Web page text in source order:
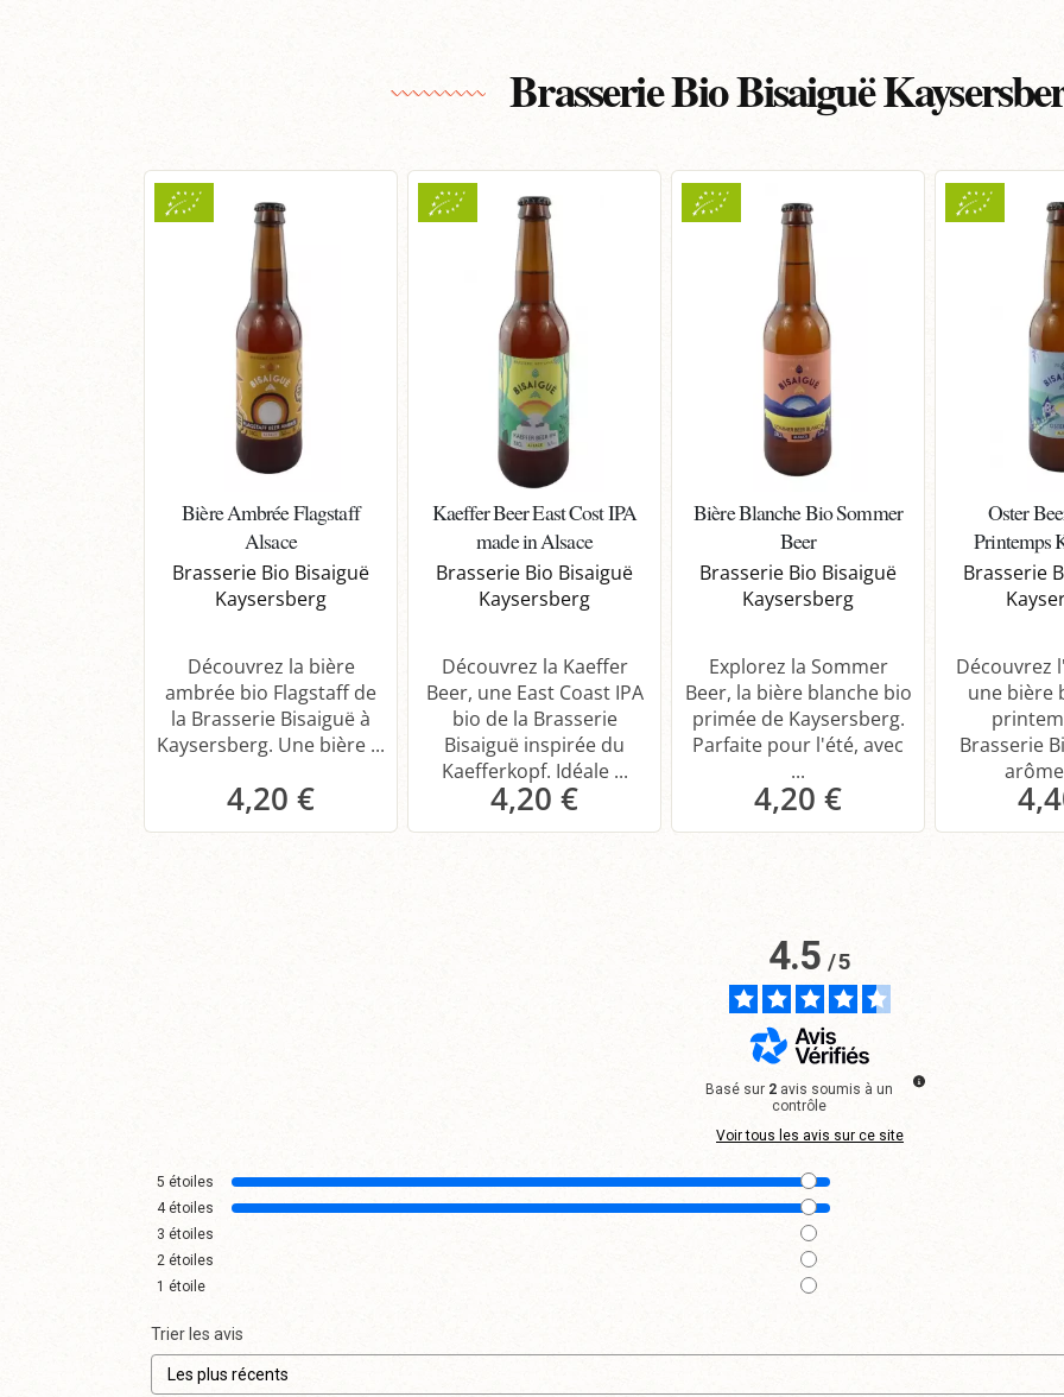
Brasserie Bio Bisaiguë
Bière Ambrée Flagstaff
Alsace
Brasserie Bio Bisaiguë
Kaysersberg
Découvrez la bière
ambrée bio Flagstaff de
la Brasserie Bisaiguë à
Kaysersberg. Une bière ...
4,20 €
Kaeffer Beer East Cost IPA
made in Alsace
Brasserie Bio Bisaiguë
Kaysersberg
Découvrez la Kaeffer
Beer, une East Coast IPA
bio de la Brasserie
Bisaiguë inspirée du
Kaefferkopf. Idéale ...
4,20 €
Bière Blanche Bio Sommer
Beer
Brasserie Bio Bisaiguë
Kaysersberg
Explorez la Sommer
Beer, la bière blanche bio
primée de Kaysersberg.
Parfaite pour l'été, avec
...
4,20 €
Oster
Printemps
Brasserie
Découvrez
une bière
Brasserie
4.5/5
Basé sur 2 avis soumis à un
contrôle
Voir tous les avis sur ce site
5 étoiles
4étoiles
3 étoiles
2 étoiles
1 étoile
Trier les avis